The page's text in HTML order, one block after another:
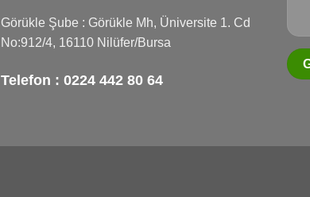
Görükle Şube : Görükle Mh, Üniversite 1. Cd
No:912/4, 16110 Nilüfer/Bursa
Telefon : 0224 442 80 64